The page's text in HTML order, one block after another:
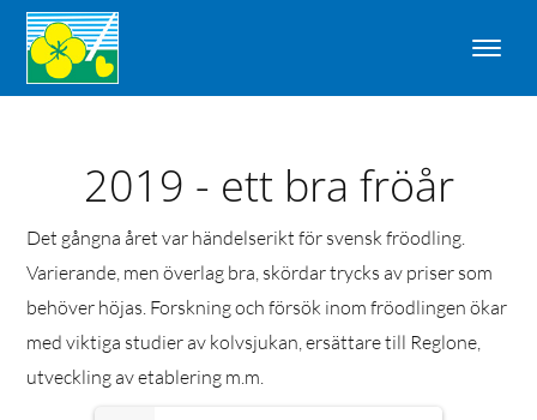
2019 - ett bra fröår
Det gångna året var händelserikt för svensk fröodling.
Varierande, men överlag bra, skördar trycks av priser som
behöver höjas. Forskning och försök inom fröodlingen ökar
med viktiga studier av kolvsjukan, ersättare till Reglone,
utveckling av etablering m.m.